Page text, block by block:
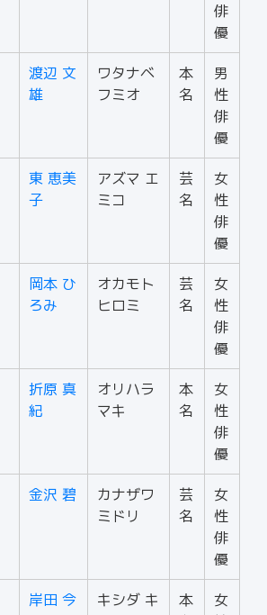
俳
優
渡辺 文
雄
ワタナベ
フミオ
本
名
男
性
俳
優
東 恵美
子
アズマ エ
ミコ
芸
名
女
性
俳
優
岡本 ひ
ろみ
オカモト
ヒロミ
芸
名
女
性
俳
優
折原 真
紀
オリハラ
マキ
本
名
女
性
俳
優
金沢 碧
カナザワ
ミドリ
芸
名
女
性
俳
優
岸田 今
キシダ キ
本
女